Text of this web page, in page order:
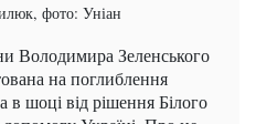
фото: Уніан
Володимира Зеленського
на поглиблення
шоці від рішення Білого